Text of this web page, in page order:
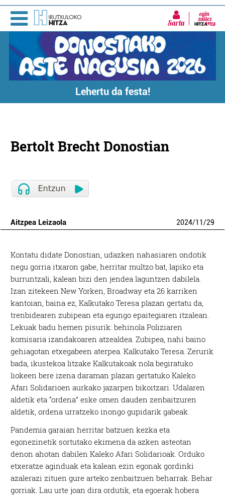
Sartu
Lehertu da festa!
Bertolt Brecht Donostian
Aitzpea Leizaola 2024/11/29
Kontatu didate Donostian, udazken nahasiaren ondotik
negu gorria itxaron gabe, herritar multzo bat, lapiko eta
burruntzali, kalean bizi den jendea laguntzen dabilela.
Izan zitekeen New Yorken, Broadway eta 26 karriken
kantoian, baina ez, Kalkutako Teresa plazan gertatu da,
trenbidearen zubipean eta egungo epaitegiaren itzalean.
Lekuak badu hemen pisurik: behinola Poliziaren
komisaria izandakoaren atzealdea. Zubipea, nahi baino
gehiagotan etxegabeen aterpea. Kalkutako Teresa. Zerurik
bada, ikustekoa litzake Kalkutakoak nola begiratuko
liokeen bere izena daraman plazan gertatuko Kaleko
Afari Solidarioen aurkako jazarpen bikoitzari. Udalaren
aldetik eta “ordena” eske omen dauden zenbaitzuren
aldetik, ordena urratzeko inongo gupidarik gabeak.
Pandemia garaian herritar batzuen kezka eta
egonezinetik sortutako ekimena da azken asteotan
denon ahotan dabilen Kaleko Afari Solidarioak. Orduko
etxeratze aginduak eta kalean ezin egonak gordinki
azalerazi zituen gure arteko zenbaitzuen beharrak. Behar
gorriak. Lau urte joan dira ordutik, eta egoerak hobera